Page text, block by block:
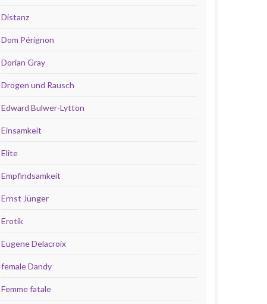
Distanz
Dom Pérignon
Dorian Gray
Drogen und Rausch
Edward Bulwer-Lytton
Einsamkeit
Elite
Empfindsamkeit
Ernst Jünger
Erotik
Eugene Delacroix
female Dandy
Femme fatale